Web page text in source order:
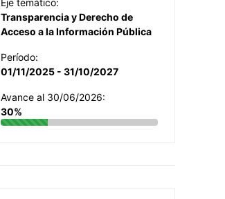
Transparencia y Derecho de
Acceso a la Información Pública
Período:
01/11/2025 - 31/10/2027
Avance al 30/06/2026:
30%